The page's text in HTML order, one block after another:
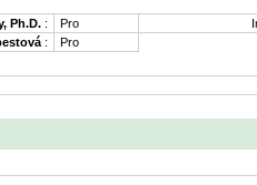
Ph.D. : Pro
: Pro